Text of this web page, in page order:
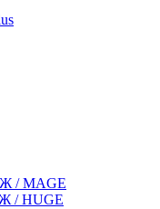
/ MAGE
/ HUGE